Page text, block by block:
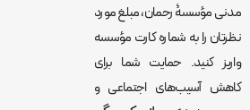
مدنی مؤسسۀ رحمان، مبلغ مورد
نظرتان را به شماره کارت مؤسسه
واریز کنید. حمایت شما برای
کاهش آسیب‌های اجتماعی و